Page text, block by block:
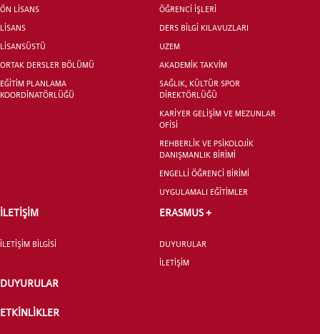
ÖN LİSANS
LİSANS
LİSANSÜSTÜ
ORTAK DERSLER BÖLÜMÜ
EĞİTİM PLANLAMA
KOORDİNATÖRLÜĞÜ
ÖĞRENCİ İŞLERİ
DERS BİLGİ KILAVUZLARI
UZEM
AKADEMİK TAKVİM
SAĞLIK, KÜLTÜR SPOR
DİREKTÖRLÜĞÜ
KARİYER GELİŞİM VE MEZUNLAR
OFİSİ
REHBERLİK VE PSİKOLOJİK
DANIŞMANLIK BİRİMİ
ENGELLİ ÖĞRENCİ BİRİMİ
UYGULAMALI EĞİTİMLER
İLETİŞİM
İLETİŞİM BİLGİSİ
ERASMUS +
DUYURULAR
İLETİŞİM
DUYURULAR
ETKİNLİKLER